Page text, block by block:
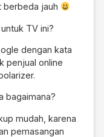
berbeda jauh
TV ini?
dengan kata
penjual online
bagaimana?
mudah, karena
pemasangan